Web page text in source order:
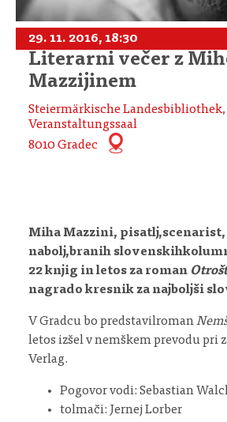
29. 11. 2016, 18:30
Literarni večer z
Mazzijinem
Steiermärkische Landesbibliothek,
Veranstaltungssaal
8010 Gradec
Miha Mazzini, pisatlj,scenarist,
nabolj,branih
22 knjig in letos za roman
nagrado kresnik za najboljši
V Gradcu bo predstavilroman
letos izšel v nemškem prevodu pri
Verlag.
Pogovor vodi: Sebastian
tolmači: Jernej Lorber